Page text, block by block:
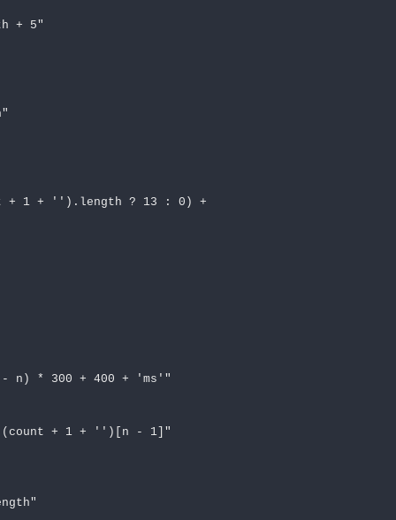
+ 5"
+ 1 + '').length ? 13 : 0) +
* 300 + 400 + 'ms'"
+ 1 + '')[n - 1]"